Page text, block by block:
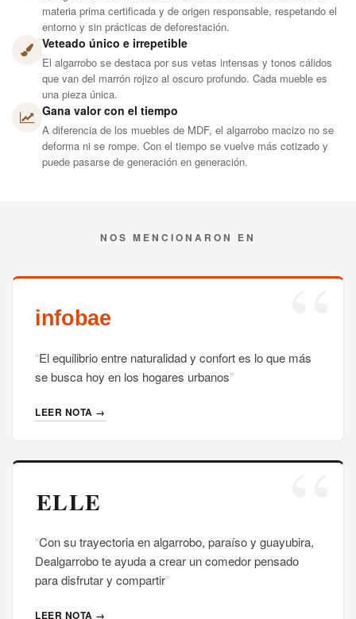
El algarrobo es una madera de crecimiento natural. Utilizamos
materia prima certificada y de origen responsable, respetando el
entorno y sin prácticas de deforestación.
Veteado único e irrepetible
El algarrobo se destaca por sus vetas intensas y tonos cálidos
que van del marrón rojizo al oscuro profundo. Cada mueble es
una pieza única.
Gana valor con el tiempo
A diferencia de los muebles de MDF, el algarrobo macizo no se
deforma ni se rompe. Con el tiempo se vuelve más cotizado y
El equilibrio entre naturalidad y confort es lo que más
se busca hoy en los hogares urbanos
LEER NOTA →
Con su trayectoria en algarrobo, paraíso y guayubira,
Dealgarrobo te ayuda a crear un comedor pensado
para disfrutar y compartir